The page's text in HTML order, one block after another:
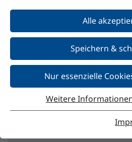
Alle
Speichern &
Nur essenzielle
Weitere
Merkmale